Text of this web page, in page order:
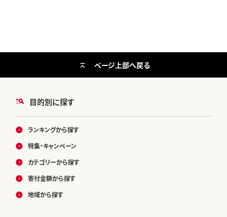
目的別に探す
ランキングから探す
特集・キャンペーン
カテゴリーから探す
寄付金額から探す
地域から探す
ページ上部へ戻る